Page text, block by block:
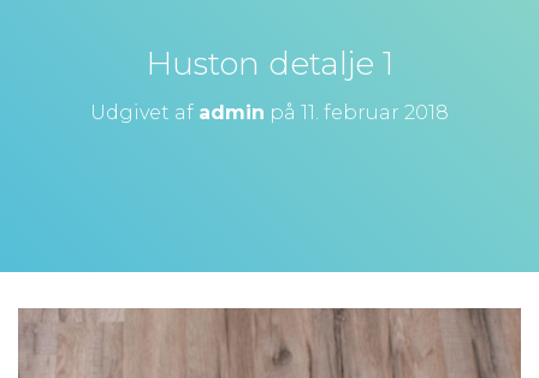
Huston detalje 1
Udgivet af admin på 11. februar 2018